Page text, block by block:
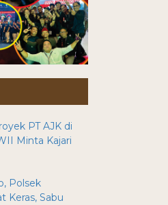
PT AJK di
Minta Kajari
Polsek
Keras, Sabu